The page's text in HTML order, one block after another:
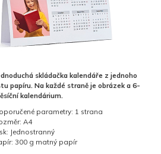
skládačka kalendáře z jednoho
papíru. Na každé straně je obrázek a 6-
kalendárium.
parametry: 1 strana
A4
Jednostranný
300 g matný papír